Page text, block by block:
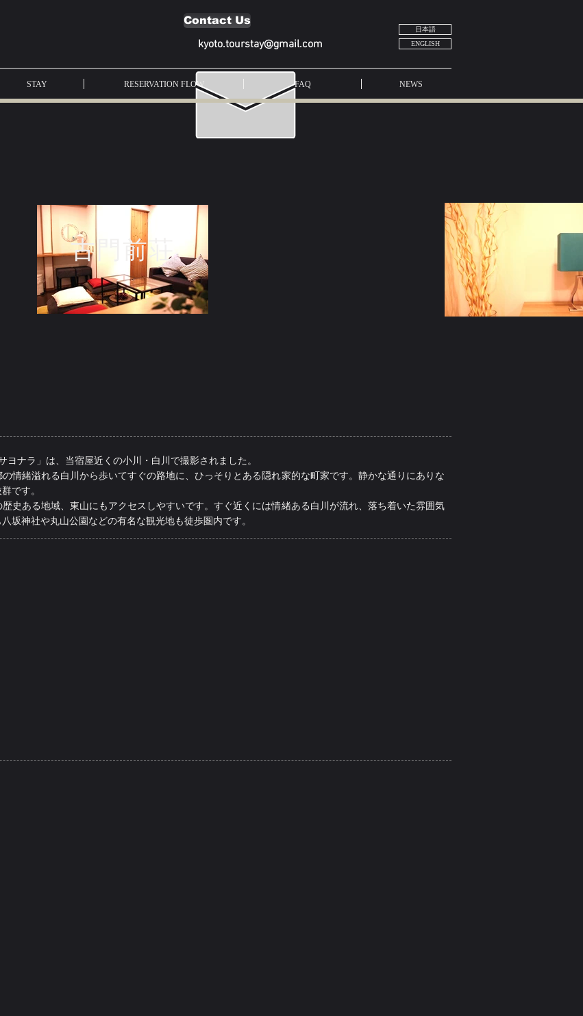
Contact Us
kyoto.tourstay@gmail.com
日本語
ENGLISH
STAY RESERVATION FLOW FAQ NEWS
古門前荘
ナラ」は、当宿屋近くの小川・白川で撮影されました。
情緒溢れる白川から歩いてすぐの路地に、ひっそりとある隠れ家的な町家です。静かな通りにありな
です。
史ある地域、東山にもアクセスしやすいです。すぐ近くには情緒ある白川が流れ、落ち着いた雰囲気
坂神社や丸山公園などの有名な観光地も徒歩圏内です。